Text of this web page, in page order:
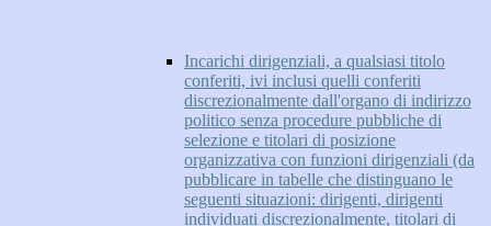
Incarichi dirigenziali, a qualsiasi titolo
conferiti, ivi inclusi quelli conferiti
discrezionalmente dall'organo di indirizzo
politico senza procedure pubbliche di
selezione e titolari di posizione
organizzativa con funzioni dirigenziali (da
pubblicare in tabelle che distinguano le
seguenti situazioni: dirigenti, dirigenti
individuati discrezionalmente, titolari di